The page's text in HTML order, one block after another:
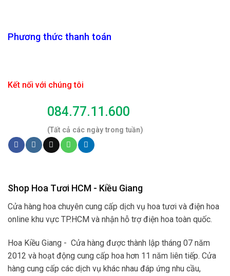
Phương thức thanh toán
Kết nối với chúng tôi
084.77.11.600
(Tất cả các ngày trong tuần)
Shop Hoa Tươi HCM - Kiều Giang
Cửa hàng hoa chuyên cung cấp dịch vụ hoa tươi và điện hoa
online khu vực TP.HCM và nhận hỗ trợ điện hoa toàn quốc.
Hoa Kiều Giang - Cửa hàng được thành lập tháng 07 năm
2012 và hoạt động cung cấp hoa hơn 11 năm liên tiếp. Cửa
hàng cung cấp các dịch vụ khác nhau đáp ứng nhu cầu,